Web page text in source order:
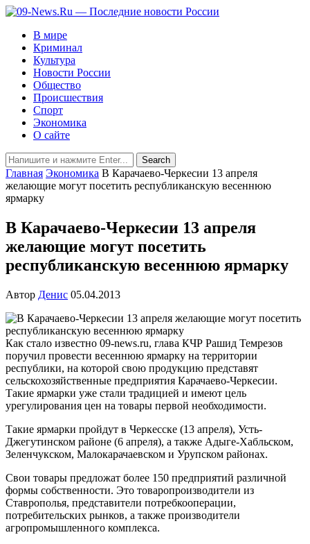
В мире
Криминал
Культура
Новости России
Общество
Происшествия
Спорт
Экономика
О сайте
Главная Экономика В Карачаево-Черкесии 13 апреля
желающие могут посетить республиканскую весеннюю
ярмарку
В Карачаево-Черкесии 13 апреля
желающие могут посетить
республиканскую весеннюю ярмарку
Автор Денис 05.04.2013
Как стало известно 09-news.ru, глава КЧР Рашид Темрезов
поручил провести весеннюю ярмарку на территории
республики, на которой свою продукцию представят
сельскохозяйственные предприятия Карачаево-Черкесии.
Такие ярмарки уже стали традицией и имеют цель
урегулирования цен на товары первой необходимости.
Такие ярмарки пройдут в Черкесске (13 апреля), Усть-
Джегутинском районе (6 апреля), а также Адыге-Хабльском,
Зеленчукском, Малокарачаевском и Урупском районах.
Свои товары предложат более 150 предприятий различной
формы собственности. Это товаропроизводители из
Ставрополья, представители потребкооперации,
потребительских рынков, а также производители
агропромышленного комплекса.